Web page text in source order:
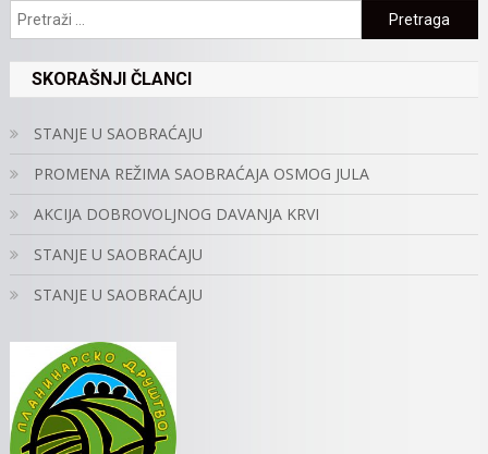
Pretraga:
SKORAŠNJI ČLANCI
STANJE U SAOBRAĆAJU
PROMENA REŽIMA SAOBRAĆAJA OSMOG JULA
AKCIJA DOBROVOLJNOG DAVANJA KRVI
STANJE U SAOBRAĆAJU
STANJE U SAOBRAĆAJU